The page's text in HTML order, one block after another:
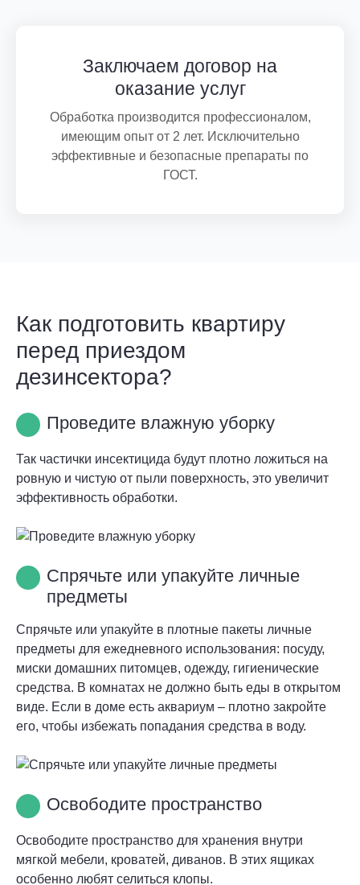
Заключаем договор на
оказание услуг
Обработка производится профессионалом,
имеющим опыт от 2 лет. Исключительно
эффективные и безопасные препараты по
ГОСТ.
Как подготовить квартиру
перед приездом
дезинсектора?
Проведите влажную уборку
Так частички инсектицида будут плотно ложиться на
ровную и чистую от пыли поверхность, это увеличит
эффективность обработки.
Спрячьте или упакуйте личные
предметы
Спрячьте или упакуйте в плотные пакеты личные
предметы для ежедневного использования: посуду,
миски домашних питомцев, одежду, гигиенические
средства. В комнатах не должно быть еды в открытом
виде. Если в доме есть аквариум – плотно закройте
его, чтобы избежать попадания средства в воду.
Освободите пространство
Освободите пространство для хранения внутри
мягкой мебели, кроватей, диванов. В этих ящиках
особенно любят селиться клопы.